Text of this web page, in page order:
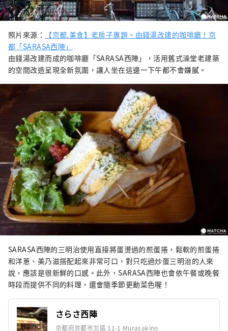
照片來源：
【京都.美食】老房子專題。由錢湯改建的咖啡廳！京
都「SARASA西陣」
由錢湯改建而成的咖啡廳「SARASA西陣」，活用舊式澡堂老建築
的空間改造呈現全新氛圍，讓人坐在這邊一下午都不會嫌膩。
SARASA西陣的三明治使用直接將蛋燙過的煎蛋捲，鬆軟的煎蛋捲
和洋蔥、美乃滋搭配起來非常可口，對只吃過炒蛋三明治的人來
說，應該是很新鮮的口感。此外，SARASA西陣也會依午餐或晚餐
時段而提供不同的料理，還會隨季節更動菜色喔！
さらさ西陣
京都府京都市北區 11-1 Murasakino